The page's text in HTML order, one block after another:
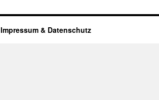
Impressum & Datenschutz